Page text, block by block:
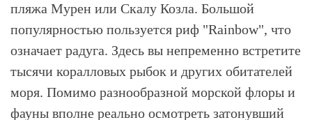
пляжа Мурен или Скалу Козла. Большой
популярностью пользуется риф "Rainbow", что
означает радуга. Здесь вы непременно встретите
тысячи коралловых рыбок и других обитателей
моря. Помимо разнообразной морской флоры и
фауны вполне реально осмотреть затонувший